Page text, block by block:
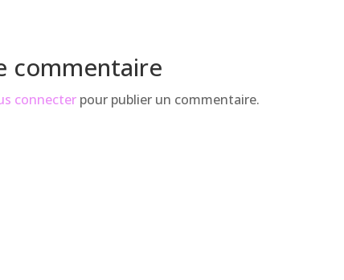
commentaire
connecter pour publier un commentaire.